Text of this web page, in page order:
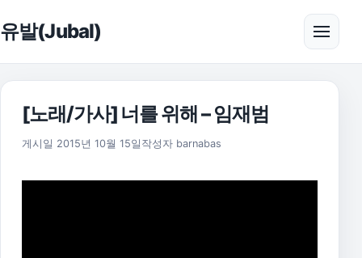
유발(Jubal) 메뉴
[노래/가사] 너를 위해 – 임재범
게시일 2015년 10월 15일 2021년 8월 12일
작성자 barnabas